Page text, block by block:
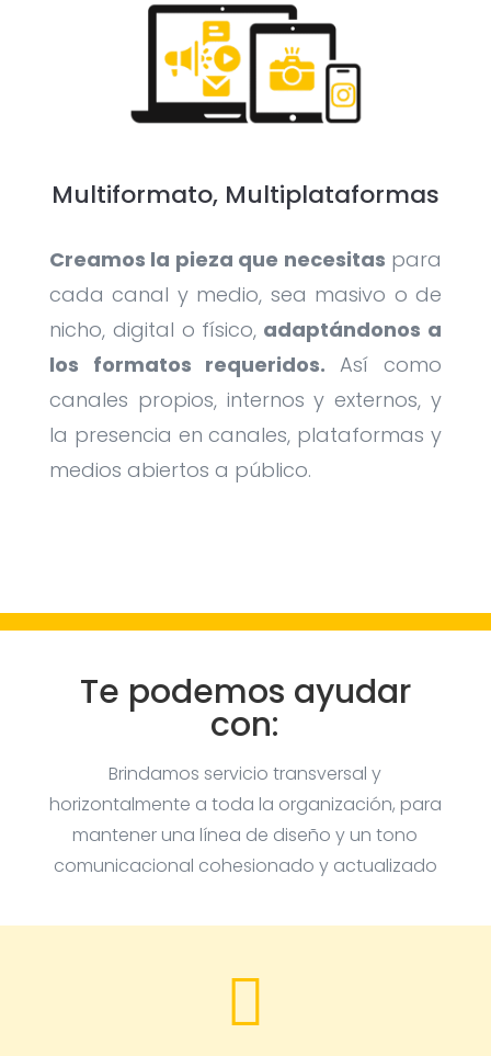
Multiformato, Multiplataformas
Creamos la pieza que necesitas para
cada canal y medio, sea masivo o de
nicho, digital o físico, adaptándonos a
los formatos requeridos.Así como
canales propios, internos y externos, y
la presencia en canales, plataformas y
medios abiertos a público.
Te podemos ayudar
con:
Brindamos servicio transversal y
horizontalmente a toda la organización, para
mantener una línea de diseño y un tono
comunicacional cohesionado y actualizado
